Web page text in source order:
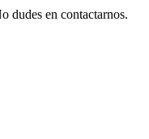
dudes en contactarnos.